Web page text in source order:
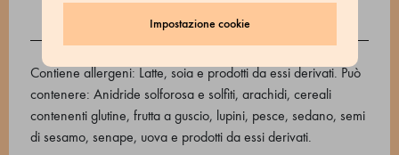
Impostazione cookie
Contiene allergeni: Latte, soia e prodotti da essi derivati. Può
contenere: Anidride solforosa e solfiti, arachidi, cereali
contenenti glutine, frutta a guscio, lupini, pesce, sedano, semi
di sesamo, senape, uova e prodotti da essi derivati.